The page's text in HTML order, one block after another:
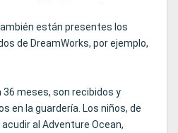
están presentes los
de DreamWorks, por ejemplo,
36 meses, son recibidos y
en la guardería. Los niños, de
al Adventure Ocean,